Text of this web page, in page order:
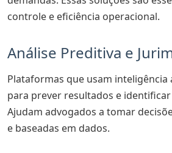
controle e eficiência operacional.
Análise Preditiva e
Plataformas que usam
para prever resultados e
Ajudam advogados a tomar
e baseadas em dados.